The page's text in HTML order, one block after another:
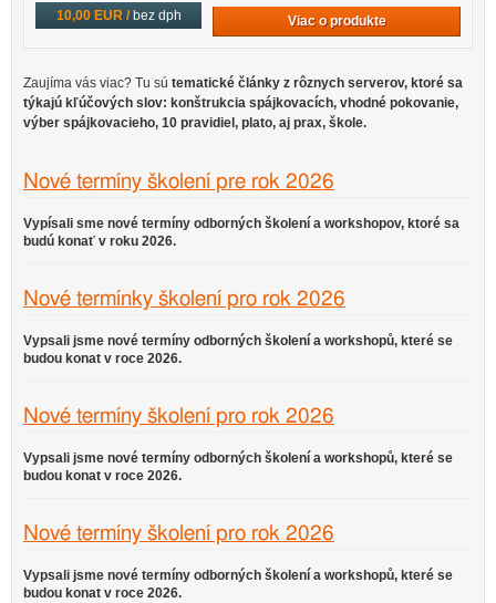
10,00 EUR /bez dph Viac o produkte
Zaujíma vás viac? Tu sú tematické články z rôznych serverov, ktoré sa
týkajú kľúčových slov: konštrukcia spájkovacích, vhodné pokovanie,
výber spájkovacieho, 10 pravidiel, plato, aj prax, škole.
Nové termíny školení pre rok 2026
Vypísali sme nové termíny odborných školení a workshopov, ktoré sa
budú konať v roku 2026.
Nové termínky školení pro rok 2026
Vypsali jsme nové termíny odborných školení a workshopů, které se
budou konat v roce 2026.
Nové termíny školení pro rok 2026
Vypsali jsme nové termíny odborných školení a workshopů, které se
budou konat v roce 2026.
Nové termíny školení pro rok 2026
Vypsali jsme nové termíny odborných školení a workshopů, které se
budou konat v roce 2026.